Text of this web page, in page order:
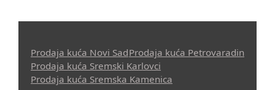
Prodaja kuća Novi SadProdaja kuća Petrovaradin
Prodaja kuća Sremski Karlovci
Prodaja kuća Sremska Kamenica